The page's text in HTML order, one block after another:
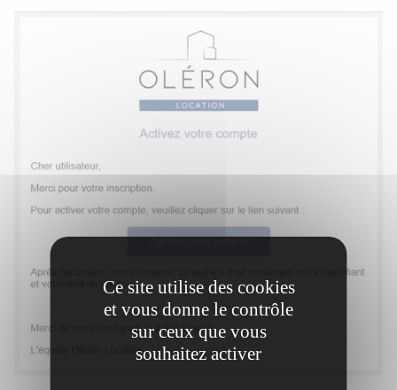
Ce site utilise des cookies
et vous donne le contrôle
sur ceux que vous
souhaitez activer